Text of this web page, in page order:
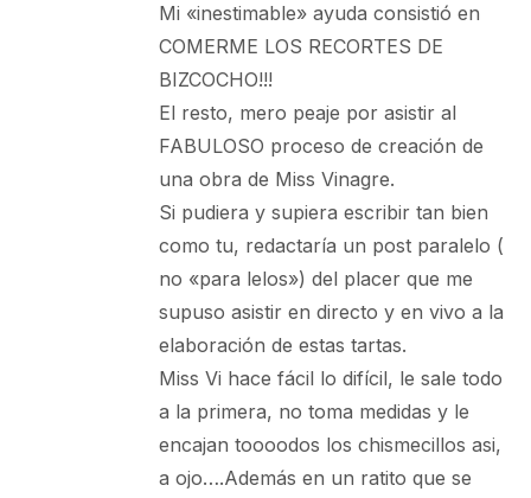
Mi «inestimable» ayuda consistió en
COMERME LOS RECORTES DE
BIZCOCHO!!!
El resto, mero peaje por asistir al
FABULOSO proceso de creación de
una obra de Miss Vinagre.
Si pudiera y supiera escribir tan bien
como tu, redactaría un post paralelo (
no «para lelos») del placer que me
supuso asistir en directo y en vivo a la
elaboración de estas tartas.
Miss Vi hace fácil lo difícil, le sale todo
a la primera, no toma medidas y le
encajan toooodos los chismecillos asi,
a ojo….Además en un ratito que se